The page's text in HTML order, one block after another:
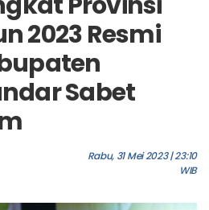
2023 Resmi
Sabet
Rabu, 31 Mei 2023 | 23:10
WIB